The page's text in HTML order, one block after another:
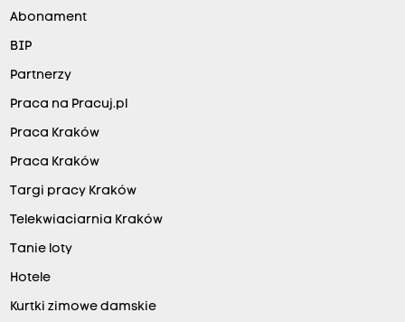
Abonament
BIP
Partnerzy
Praca na Pracuj.pl
Praca Kraków
Praca Kraków
Targi pracy Kraków
Telekwiaciarnia Kraków
Tanie loty
Hotele
Kurtki zimowe damskie